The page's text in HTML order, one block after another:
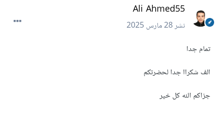
Ali Ahmed55
نشر28 مارس 2025
تمام جدا
الف شكراا جدا لحضرتكم
جزاكم الله كل خير